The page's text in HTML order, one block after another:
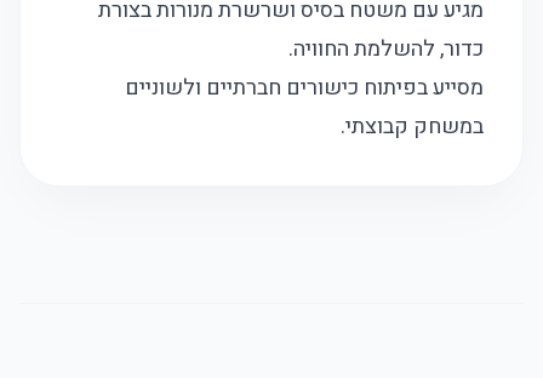
מגיע עם משטח בסיס ושרשרת מנורות בצורת
כדור, להשלמת החוויה.
מסייע בפיתוח כישורים חברתיים ולשוניים
במשחק קבוצתי.